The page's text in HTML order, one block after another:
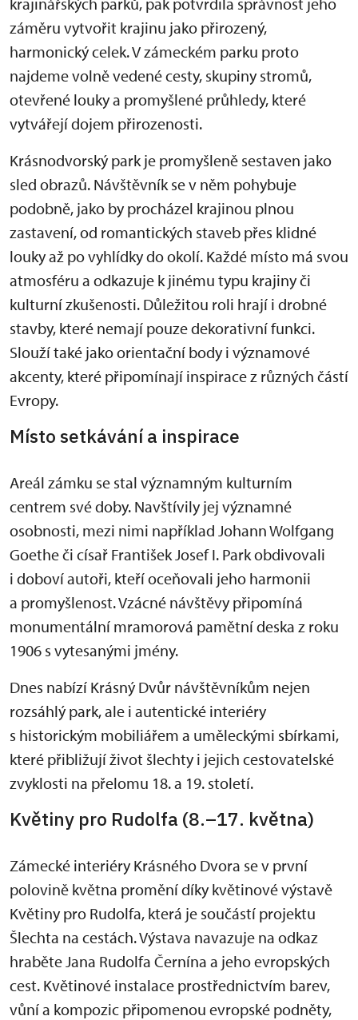
záměru vytvořit krajinu jako přirozený,
harmonický celek. V zámeckém parku proto
najdeme volně vedené cesty, skupiny stromů,
otevřené louky a promyšlené průhledy, které
vytvářejí dojem přirozenosti.
Krásnodvorský park je promyšleně sestaven jako
sled obrazů. Návštěvník se v něm pohybuje
podobně, jako by procházel krajinou plnou
zastavení, od romantických staveb přes klidné
louky až po vyhlídky do okolí. Každé místo má svou
atmosféru a odkazuje k jinému typu krajiny či
kulturní zkušenosti. Důležitou roli hrají i drobné
stavby, které nemají pouze dekorativní funkci.
Slouží také jako orientační body i významové
akcenty, které připomínají inspirace z různých částí
Evropy.
Místo setkávání a inspirace
Areál zámku se stal významným kulturním
centrem své doby. Navštívily jej významné
osobnosti, mezi nimi například Johann Wolfgang
Goethe či císař František Josef I. Park obdivovali
i doboví autoři, kteří oceňovali jeho harmonii
a promyšlenost. Vzácné návštěvy připomíná
monumentální mramorová pamětní deska z roku
1906 s vytesanými jmény.
Dnes nabízí Krásný Dvůr návštěvníkům nejen
rozsáhlý park, ale i autentické interiéry
s historickým mobiliářem a uměleckými sbírkami,
které přibližují život šlechty i jejich cestovatelské
zvyklosti na přelomu 18. a 19. století.
Květiny pro Rudolfa (8.–17. května)
Zámecké interiéry Krásného Dvora se v první
polovině května promění díky květinové výstavě
Květiny pro Rudolfa, která je součástí projektu
Šlechta na cestách. Výstava navazuje na odkaz
hraběte Jana Rudolfa Černína a jeho evropských
cest. Květinové instalace prostřednictvím barev,
vůní a kompozic připomenou evropské podněty,